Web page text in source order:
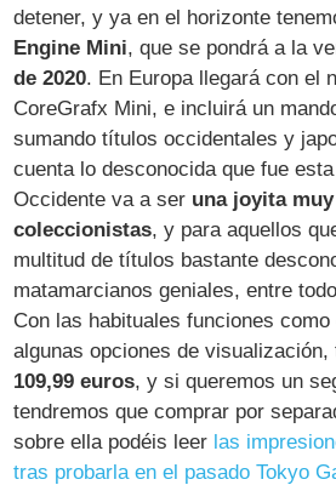
detener, y ya en el horizonte
Engine Mini, que se pondrá a la
de 2020. En Europa llegará con el
CoreGrafx Mini, e incluirá un
sumando títulos occidentales y
cuenta lo desconocida que fue
Occidente va a ser una joyita
coleccionistas, y para aquellos
multitud de títulos bastante
matamarcianos geniales, entre
Con las habituales funciones
algunas opciones de visualización,
109,99 euros, y si queremos un
tendremos que comprar por
sobre ella podéis leer las
tras probarla en el pasado Tokyo